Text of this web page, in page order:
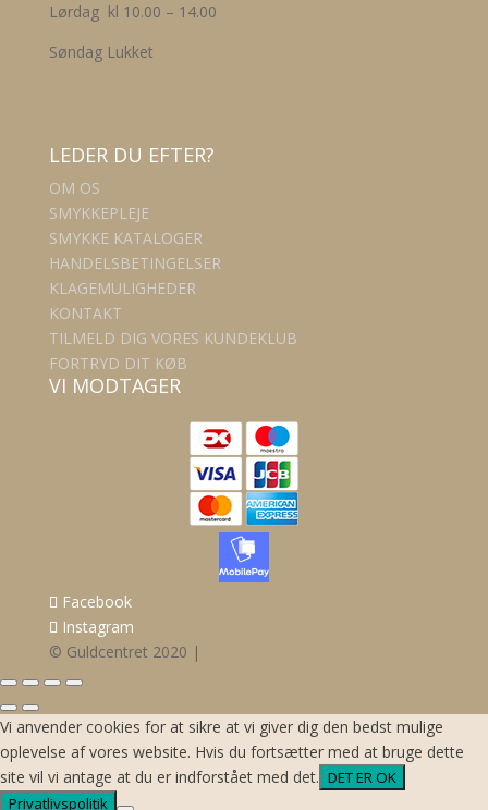
Lørdag kl 10.00 – 14.00
Søndag Lukket
LEDER DU EFTER?
OM OS
SMYKKEPLEJE
SMYKKE KATALOGER
HANDELSBETINGELSER
KLAGEMULIGHEDER
KONTAKT
TILMELD DIG VORES KUNDEKLUB
FORTRYD DIT KØB
VI MODTAGER
Facebook
Instagram
© Guldcentret 2020 |
Vi anvender cookies for at sikre at vi giver dig den bedst mulige
oplevelse af vores website. Hvis du fortsætter med at bruge dette
site vil vi antage at du er indforstået med det. DET ER OK
Privatlivspolitik